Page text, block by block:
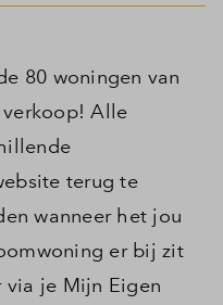
80 woningen van
verkoop! Alle
terug te
wanneer het jou
er bij zit
via je Mijn Eigen